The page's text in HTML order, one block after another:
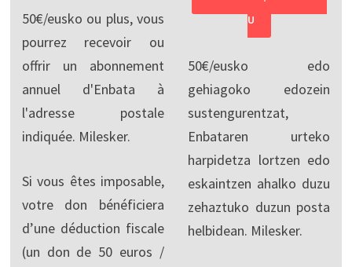
50€/eusko ou plus, vous
pourrez recevoir ou
offrir un abonnement
annuel d'Enbata à
l'adresse postale
indiquée. Milesker.
Si vous êtes imposable,
votre don bénéficiera
d’une déduction fiscale
(un don de 50 euros /
U
50€/eusko edo
gehiagoko edozein
sustengurentzat,
Enbataren urteko
harpidetza lortzen edo
eskaintzen ahalko duzu
zehaztuko duzun posta
helbidean. Milesker.